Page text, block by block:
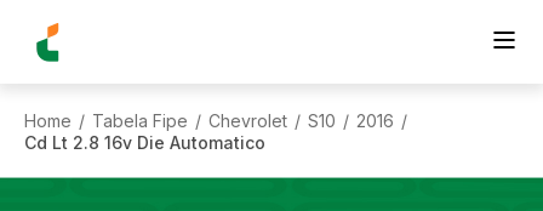
Home / Tabela Fipe / Chevrolet / S10 / 2016 /
Cd Lt 2.8 16v Die Automatico